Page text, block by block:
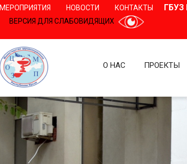
МЕРОПРИЯТИЯ НОВОСТИ
КОНТАКТЫ
ВЕРСИЯ ДЛЯ СЛАБОВИДЯЩИХ
О НАС ПРОЕКТЫ